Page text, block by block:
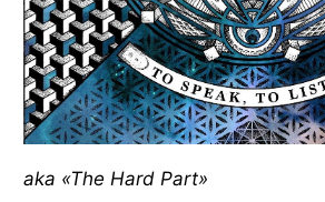
aka «The Hard Part»